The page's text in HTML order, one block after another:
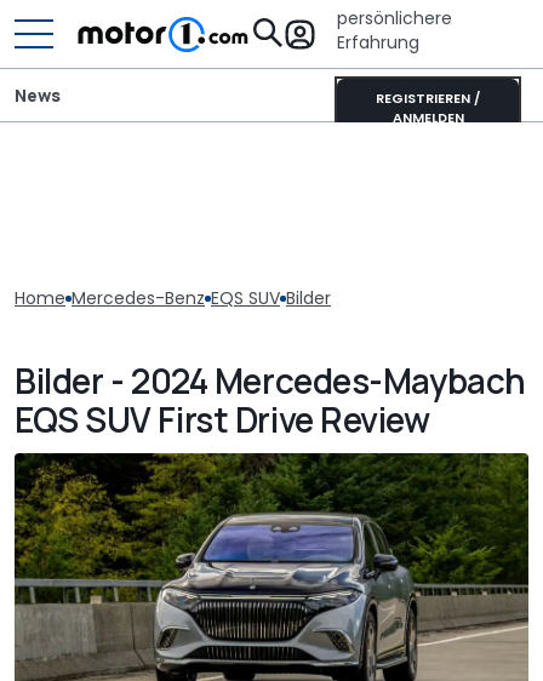
persönlichere
Erfahrung
REGISTRIEREN /
ANMELDEN
News
Home Mercedes-Benz EQS SUV Bilder
Bilder - 2024 Mercedes-Maybach
EQS SUV First Drive Review